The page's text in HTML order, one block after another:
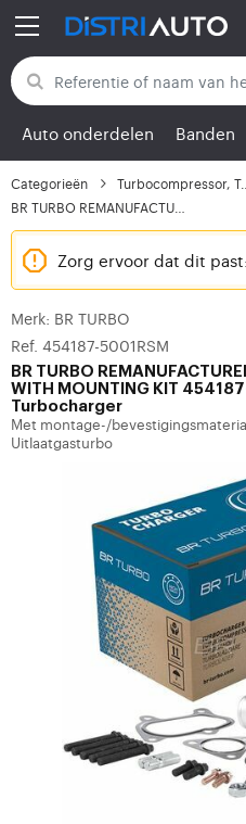
Terug naar categorieën
Auto onderdelen Banden
Categorieën Turbocompressor, Turbo
Zorg ervoor dat dit past:
Merk: BR TURBO
Ref. 454187-5001RSM
BR TURBO
WITH MOUNTING KIT
Turbocharger
Met montage-/
Uitlaatgasturbo